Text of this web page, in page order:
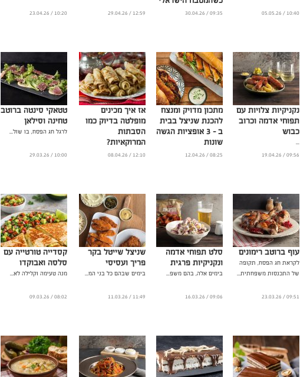
10:40 / 05.05.26
פוגש היסטוריה
09:35 / 30.04.26
12:59 / 29.04.26
10:20 / 23.04.26
נקניקיות צלויות עם
תפוחי אדמה וכרוב
כבוש
...
09:56 / 19.04.26
מתכון מדויק ומנצח
להכנת שניצל בבית
ב – 3 אופציות הגשה
שונות
...
08:25 / 12.04.26
אז איך מכינים
מופלטה בדיוק כמו
הסבתות
המרוקאיות?
...
12:10 / 08.04.26
טטאקי סינטה ברוטב
טחינה וסילאן
לרגל חג הפסח, בו שול...
10:00 / 29.03.26
עוף ברוטב רימונים
לקראת חג הפסח, תקופה
של התכנסות משפחתית...
09:51 / 23.03.26
סלט תפוחי אדמה
ונקניקיות פרגית
בימים אלה, בהם משפ...
09:06 / 16.03.26
שניצל שייטל בקר
פריך ועסיסי
בימים שבהם כל בני המ...
11:49 / 11.03.26
קסדייה טורטייה עם
סלסה ואבוקדו
מנה טעימה וקלילה לא...
08:02 / 09.03.26